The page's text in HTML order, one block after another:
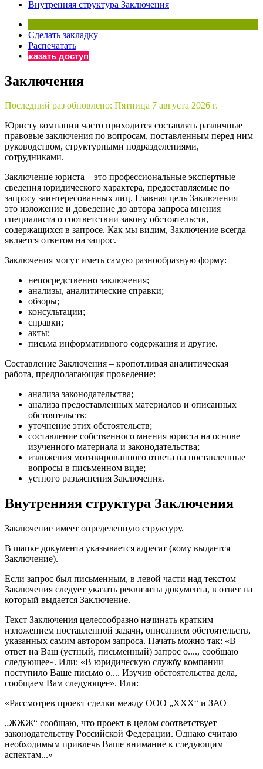
Материалы электронного журнала
«Нормативные акты для бухгалтера»
«Практическая бухгалтерия»
Просто заполните форму, и мы вышлем вам на почту
Внутренняя структура Заключения
Сделать закладку
Распечатать
Заказать доступ
Заключения
Последний раз обновлено: Пятница 7 августа 2026 г.
Юристу компании часто приходится составлять различные
правовые заключения по вопросам, поставленным перед ним
руководством, структурными подразделениями,
сотрудниками.
Заключение юриста – это профессиональные экспертные
сведения юридического характера, предоставляемые по
запросу заинтересованных лиц. Главная цель Заключения –
это изложение и доведение до автора запроса мнения
специалиста о соответствии закону обстоятельств,
содержащихся в запросе. Как мы видим, Заключение всегда
является ответом на запрос.
Заключения могут иметь самую разнообразную форму:
непосредственно заключения;
анализы, аналитические справки;
обзоры;
консультации;
справки;
акты;
письма информативного содержания и другие.
Составление Заключения – кропотливая аналитическая
работа, предполагающая проведение:
анализа законодательства;
анализа предоставленных материалов и описанных
обстоятельств;
уточнение этих обстоятельств;
составление собственного мнения юриста на основе
изученного материала и законодательства;
изложения мотивированного ответа на поставленные
вопросы в письменном виде;
устного разъяснения Заключения.
Внутренняя структура Заключения
Заключение имеет определенную структуру.
В шапке документа указывается адресат (кому выдается
Заключение).
Если запрос был письменным, в левой части над текстом
Заключения следует указать реквизиты документа, в ответ на
который выдается Заключение.
Текст Заключения целесообразно начинать кратким
изложением поставленной задачи, описанием обстоятельств,
указанных самим автором запроса. Начать можно так: «В
ответ на Ваш (устный, письменный) запрос о...., сообщаю
следующее». Или: «В юридическую службу компании
поступило Ваше письмо о.... Изучив обстоятельства дела,
сообщаем Вам следующее». Или:
«Рассмотрев проект сделки между ООО „ХХХ“ и ЗАО
„ЖЖЖ“ сообщаю, что проект в целом соответствует
законодательству Российской Федерации. Однако считаю
необходимым привлечь Ваше внимание к следующим
аспектам...»